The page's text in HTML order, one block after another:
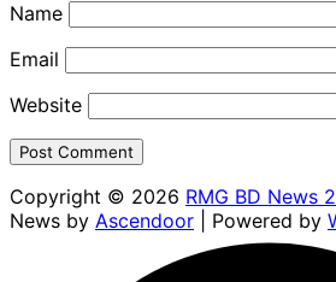
Name
Email
Website
Copyright © 2026 RMG BD News
News by Ascendoor | Powered by